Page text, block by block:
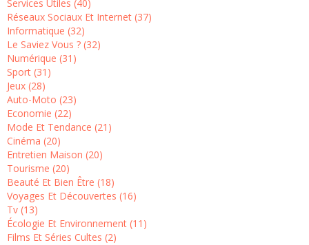
Services Utiles (40)
Réseaux Sociaux Et Internet (37)
Informatique (32)
Le Saviez Vous ? (32)
Numérique (31)
Sport (31)
Jeux (28)
Auto-Moto (23)
Economie (22)
Mode Et Tendance (21)
Cinéma (20)
Entretien Maison (20)
Tourisme (20)
Beauté Et Bien Être (18)
Voyages Et Découvertes (16)
Tv (13)
Écologie Et Environnement (11)
Films Et Séries Cultes (2)